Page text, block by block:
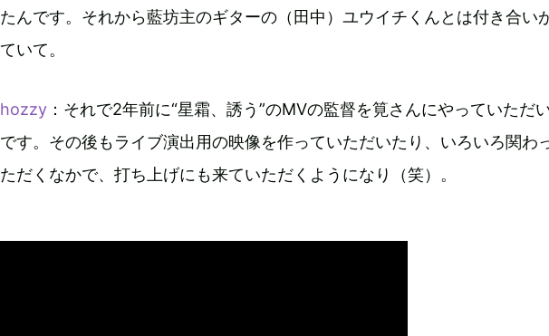
たんです。それから藍坊主のギターの（田中）ユウイチくんとは付き合い
ていて。
hozzy ：それで2年前に“星霜、誘う”のMVの監督を筧さんにやっていただ
です。その後もライブ演出用の映像を作っていただいたり、いろいろ関わ
ただくなかで、打ち上げにも来ていただくようになり（笑）。